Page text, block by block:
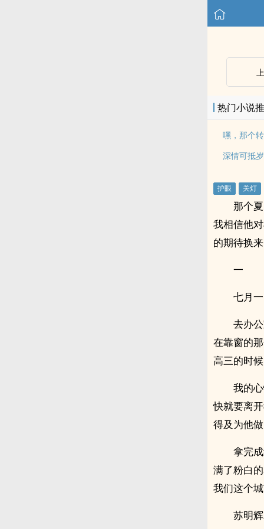
热门小说
嘿，那个
深情可抵
那个
我相信他
的期待换
一
七月
去办
在靠窗的
高三的时
我的
快就要离
得及为他
拿完
满了粉白
我们这个
苏明